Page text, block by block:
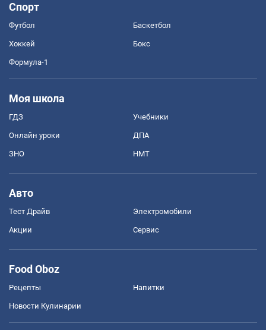
Спорт
Футбол Баскетбол
Хоккей Бокс
Формула-1
Моя школа
ГДЗ Учебники
Онлайн уроки ДПА
ЗНО НМТ
Авто
Тест Драйв Электромобили
Акции Сервис
Food Oboz
Рецепты Напитки
Новости Кулинарии